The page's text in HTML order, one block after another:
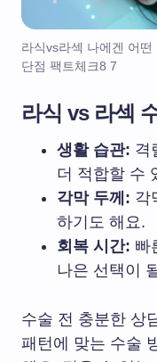
라식vs라섹 나에겐 어
단점 팩트체크8 7
라식 vs 라섹
생활 습관: 격
더 적합할 수
각막 두께: 각
하기도 해요.
회복 시간: 빠
나은 선택이
수술 전 충분한 상
패턴에 맞는 수술